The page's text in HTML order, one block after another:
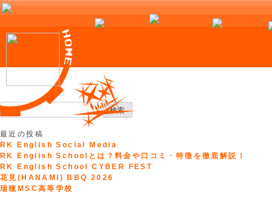
to
content
検
索:
最近の投稿
RK English Social Media
RK English Schoolとは？料金や口コミ・特徴を徹底解説！
RK English School CYBER FEST
花見(HANAMI) BBQ 2026
瑞穂MSC高等学校